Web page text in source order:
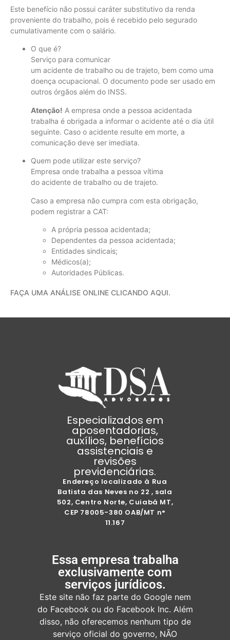
Este benefício não possui caráter substitutivo da renda
proveniente do trabalho, pois é recebido pelo segurado
cumulativamente com o salário.
O que é?
Serviço para comunicar
um acidente de trabalho ou de trajeto, bem como uma
doença ocupacional. O documento pode ser usado em
outros órgãos além do INSS.
Atenção! A empresa onde a pessoa acidentada
trabalha é obrigada a informar o acidente até o dia útil
seguinte. Caso o acidente resulte em morte, a
comunicação deve ser imediata.
Quem pode utilizar este serviço?
Empresa onde trabalha a pessoa vítima
do acidente de trabalho ou de trajeto.
Caso a empresa não cumpra com esta obrigação,
podem registrar a CAT:
A própria pessoa acidentada;
Dependentes da pessoa acidentada;
Entidades sindicais;
Médicos(a);
Autoridades Públicas.
FAÇA UMA ANÁLISE ONLINE CLICANDO AQUI.
Especializados em
aposentadorias,
auxílios, benefícios
assistenciais e
revisões
previdenciárias.
Endereço localizado à Rua
Batista das Neves no 22 , sala
502, Centro Norte, Cuiabá MT,
CEP 78005-380 OAB/MT n°
11.167
Essa empresa trabalha
exclusivamente com
serviços jurídicos.
Este site não faz parte do Google nem
do Facebook ou do Facebook Inc. Além
disso, não oferecemos nenhum tipo de
serviço oficial do governo, NÃO